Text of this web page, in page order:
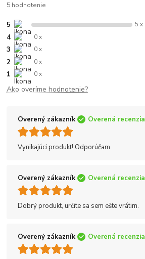
5 hodnotenie
5 5 x
4 0 x
3 0 x
2 0 x
1 0 x
Ako overíme hodnotenie?
Overený zákazník Overená recenzia
Vynikajúci produkt! Odporúčam
Overený zákazník Overená recenzia
Dobrý produkt, určite sa sem ešte vrátim.
Overený zákazník Overená recenzia